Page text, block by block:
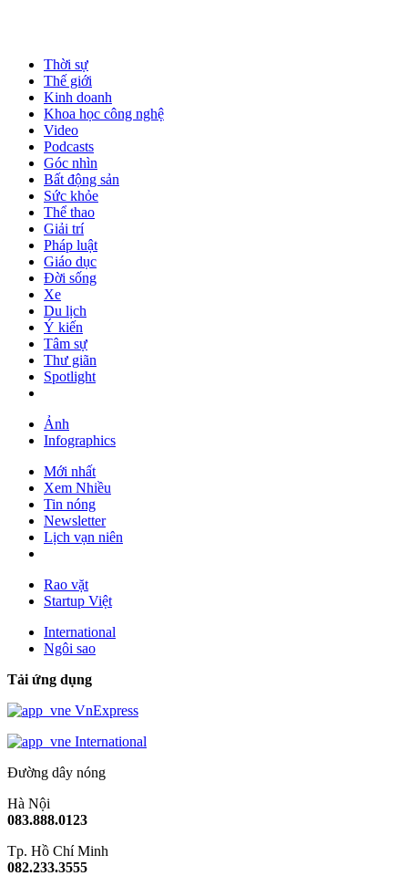
Thời sự
Thế giới
Kinh doanh
Khoa học công nghệ
Video
Podcasts
Góc nhìn
Bất động sản
Sức khỏe
Thể thao
Giải trí
Pháp luật
Giáo dục
Đời sống
Xe
Du lịch
Ý kiến
Tâm sự
Thư giãn
Spotlight
Ảnh
Infographics
Mới nhất
Xem Nhiều
Tin nóng
Newsletter
Lịch vạn niên
Rao vặt
Startup Việt
International
Ngôi sao
Tải ứng dụng
VnExpress
International
Đường dây nóng
Hà Nội
083.888.0123
Tp. Hồ Chí Minh
082.233.3555